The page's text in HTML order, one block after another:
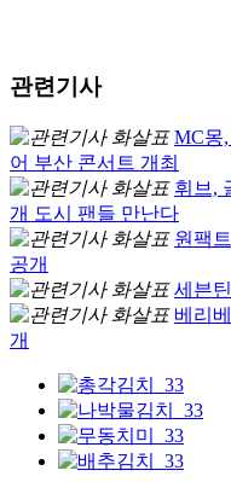
관련기사
MC몽
어 부산 콘서트 개최
휘브,
개 도시 팬들 만난다
원팩
공개
세븐
베리
개